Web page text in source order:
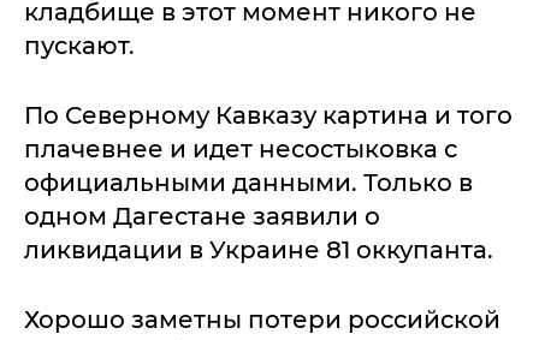
кладбище в этот момент никого не
пускают.
По Северному Кавказу картина и того
плачевнее и идет несостыковка с
официальными данными. Только в
одном Дагестане заявили о
ликвидации в Украине 81 оккупанта.
Хорошо заметны потери российской